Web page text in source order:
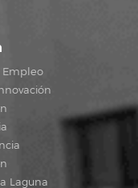
Empleo
Laguna